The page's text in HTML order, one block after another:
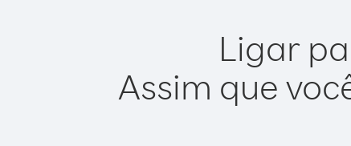
Ligar
Assim que